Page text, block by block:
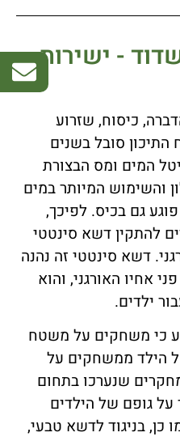
- ישירות
כיסוח, שזרוע
התיכון סובל בשנים
המים ומס הבצורת
והשימוש המיותר במים
גם בכיס. לפיכך,
להתקין דשא סינטטי
דשא סינטטי זה נהנה
אחיו האורגני, והוא
ילדים.
כי משחקים על משטח
הילד ממשחקים על
שנערכו בתחום
גופם של הילדים
כן, בניגוד לדשא טבעי,